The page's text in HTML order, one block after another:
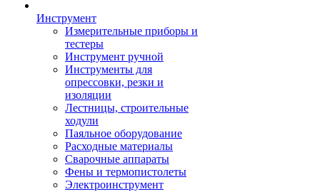
Инструмент
Измерительные приборы и
тестеры
Инструмент ручной
Инструменты для
опрессовки, резки и
изоляции
Лестницы, строительные
ходули
Паяльное оборудование
Расходные материалы
Сварочные аппараты
Фены и термопистолеты
Электроинструмент